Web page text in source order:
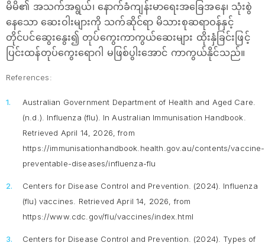
မိမိ၏ အသက်အရွယ်၊ နောက်ခံကျန်းမာရေးအခြေအနေ၊ သုံးစွဲ
နေသော ဆေးဝါးများကို သက်ဆိုင်ရာ မိသားစုဆရာဝန်နှင့်
တိုင်ပင်ဆွေးနွေး၍ တုပ်ကွေးကာကွယ်ဆေးများ ထိုးနှံခြင်းဖြင့်
ပြင်းထန်တုပ်ကွေးရောဂါ မဖြစ်ပွါးအောင် ကာကွယ်နိုင်သည်။
References:
Australian Government Department of Health and Aged Care.
(n.d.). Influenza (flu).
In Australian Immunisation Handbook.
Retrieved April 14, 2026, from
https://immunisationhandbook.health.gov.au/contents/vaccine-
preventable-diseases/influenza-flu
Centers for Disease Control and Prevention. (2024). Influenza
(flu) vaccines . Retrieved April 14, 2026, from
https://www.cdc.gov/flu/vaccines/index.html
Centers for Disease Control and Prevention. (2024). Types of